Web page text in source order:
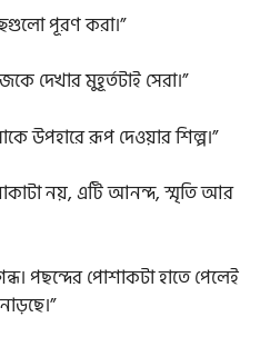
পূরণ করা।”
দেখার মুহূর্তটাই সেরা।”
উপহারে রূপ দেওয়ার শিল্প।”
নয়, এটি আনন্দ, স্মৃতি আর
পছন্দের পোশাকটা হাতে পেলেই